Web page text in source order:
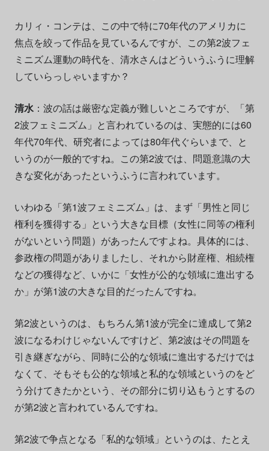
カリィ・コンテは、この中で特に70年代のアメリカに
焦点を絞って作品を見ているんですが、この第2波フェ
ミニズム運動の時代を、清水さんはどういうふうに理解
していらっしゃいますか？
清水：波の話は厳密な定義が難しいところですが、「第
2波フェミニズム」と言われているのは、実態的には60
年代70年代、研究者によっては80年代ぐらいまで、と
いうのが一般的ですね。この第2波では、問題意識の大
きな変化があったというふうに言われています。
いわゆる「第1波フェミニズム」は、まず「男性と同じ
権利を獲得する」という大きな目標（女性に同等の権利
がないという問題）があったんですよね。具体的には、
参政権の問題がありましたし、それから財産権、相続権
などの獲得など、いかに「女性が公的な領域に進出する
か」が第1波の大きな目的だったんですね。
第2波というのは、もちろん第1波が完全に達成して第2
波になるわけじゃないんですけど、第2波はその問題を
引き継ぎながら、同時に公的な領域に進出するだけでは
なくて、そもそも公的な領域と私的な領域というのをど
う分けてきたかという、その部分に切り込もうとするの
が第2波と言われているんですね。
第2波で争点となる「私的な領域」というのは、たとえ